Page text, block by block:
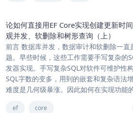
论如何直接用EF Core实现创建更新时
观并发、软删除和树形查询（上）
前言 数据库并发，数据审计和软删除一
题。早些时候，这些工作需要手写复杂的
发器实现。手写复杂SQL对软件可维护性
SQL字数的变多，用到的嵌套和复杂语法
难度是几何级暴涨。因此如何在实现功能
ef core